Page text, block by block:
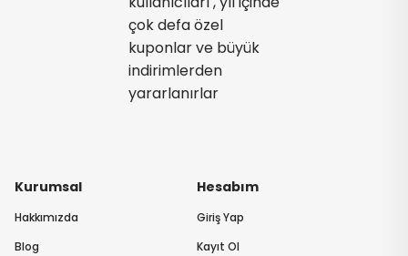
Kurumsal
Hakkımızda
Blog
Hesabım
Giriş Yap
Kayıt Ol
çok defa özel
kuponlar ve büyük
indirimlerden
yararlanırlar